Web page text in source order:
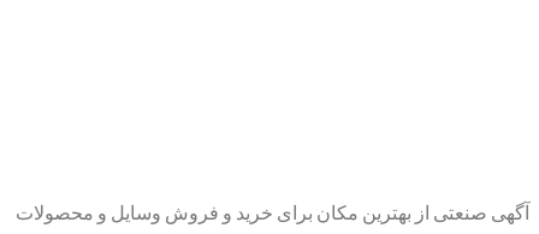
آگهی صنعتی از بهترین مکان برای خرید و فروش وسایل و محصولات